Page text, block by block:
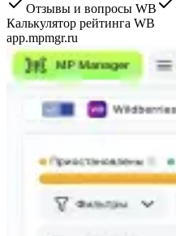
Отзывы и вопросы WB
Калькулятор рейтинга WB
app.mpmgr.ru